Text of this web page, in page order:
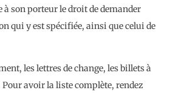
son porteur le droit de demander
qui y est spécifiée, ainsi que celui de
les lettres de change, les billets à
avoir la liste complète, rendez